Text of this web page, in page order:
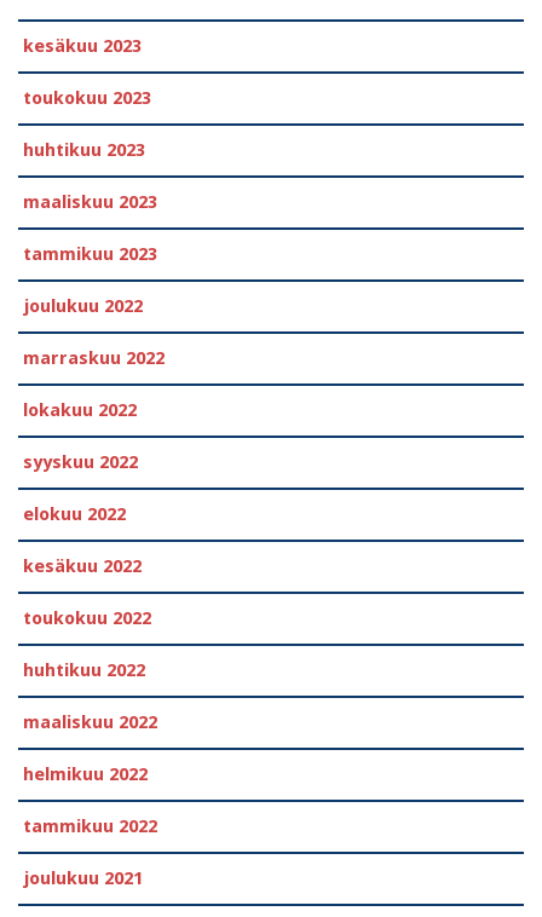
kesäkuu 2023
toukokuu 2023
huhtikuu 2023
maaliskuu 2023
tammikuu 2023
joulukuu 2022
marraskuu 2022
lokakuu 2022
syyskuu 2022
elokuu 2022
kesäkuu 2022
toukokuu 2022
huhtikuu 2022
maaliskuu 2022
helmikuu 2022
tammikuu 2022
joulukuu 2021